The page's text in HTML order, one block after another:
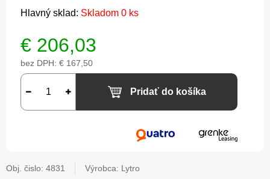
Hlavný sklad: Skladom 0 ks
€ 206,03
bez DPH: € 167,50
Pridať do košíka
Obj. čislo: 4831 Výrobca: Lytro